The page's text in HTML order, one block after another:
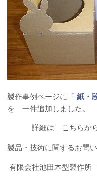
製作事例ページに 「 紙・
を 一件追加しました。
詳細は こちらから
製品・技術に関するお問
有限会社池田木型製作所